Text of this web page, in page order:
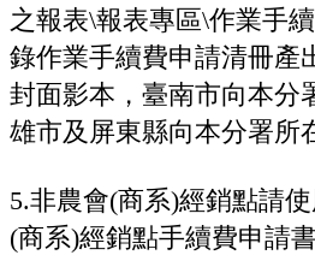
之報表\報表專區\作業手
錄作業手續費申請清冊產
封面影本，臺南市向本分
雄市及屏東縣向本分署所
5.非農會(商系)經銷點請
(商系)經銷點手續費申請